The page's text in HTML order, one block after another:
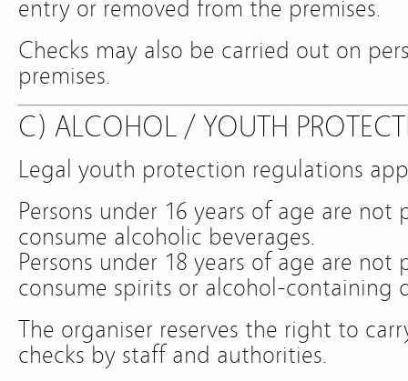
entry or removed from the premises.
Checks may also be carried out on
premises.
C) ALCOHOL / YOUTH
Legal youth protection regulations
Persons under 16 years of age are
consume alcoholic beverages.
Persons under 18 years of age are
consume spirits or alcohol-containing
The organiser reserves the right to
checks by staff and authorities.